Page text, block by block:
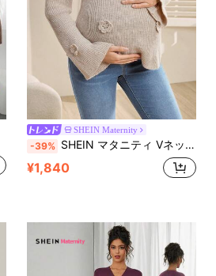
SHEIN Maternity
-39% SHEIN マタニティ Vネック 3Dフラワー 長袖セーター、秋冬カジュアル
¥1,840